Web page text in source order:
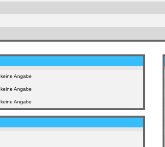
keine Angabe
keine Angabe
keine Angabe